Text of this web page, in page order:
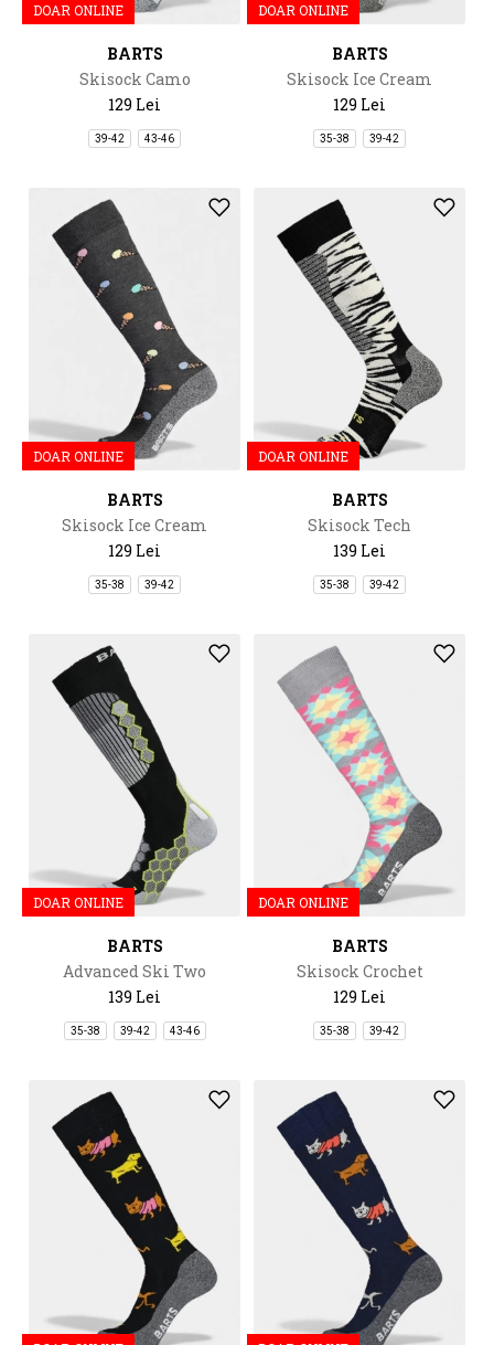
DOAR ONLINE
BARTS
Skisock Camo
129 Lei
39-42 43-46
DOAR ONLINE
BARTS
Skisock Ice Cream
129 Lei
35-38 39-42
DOAR ONLINE
BARTS
Skisock Ice Cream
129 Lei
35-38 39-42
DOAR ONLINE
BARTS
Skisock Tech
139 Lei
35-38 39-42
DOAR ONLINE
BARTS
Advanced Ski Two
139 Lei
35-38 39-42 43-46
DOAR ONLINE
BARTS
Skisock Crochet
129 Lei
35-38 39-42